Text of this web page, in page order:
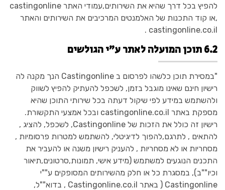
להפיץ בכל דרך שהיא את השירותים,עמודי האתר castingonline
,או קוד התכנות של האלמנטים המרכיבים את השירותים והאתר
castingonline.co.il .
6.2 תוכן המועלה לאתר ע"י הגולשים
"במסירת תוכן כלשהו לפרסום ב Castingonline הנך מקנה לה
רישיון חינם שאינו מוגבל בזמן, לשכפל להעתיק להפיץ לשווק
ולהשתמש במידע לפי שיקול דעתה בכל שירותי התוכן שהיא
מספקת באתר castingonline.co.il ובכל אמצעי התקשורת.
רישיון זה כולל את הזכות של Castingonline, לשכפל, להציג ,
להתאים , לתרגם,להפוך לדיגיטלי, להשתמש למטרות פרסומיות ,
מסחריות או לא מסחריות , להעניק רישיון משנה או להעביר את
התכנים הנוגעים למשתמש (מידע אישי, תמונות,סרטונים,תיאור
וכיו""ב), במסגרת כל או חלק מהשירותים המסופקים ע""י
Castingonline ( באתר Castingonline.co.il , בדוא""ל,